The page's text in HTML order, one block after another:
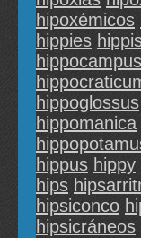
hipoxémicos
hippies
hippocampus
hippoglossus
hippomanica
hippus hippy
hips
hipsiconco
hipsicráneos